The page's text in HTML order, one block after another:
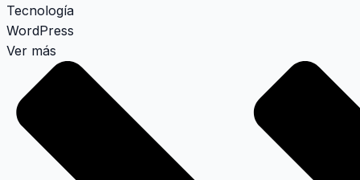
Tecnología
WordPress
Ver más